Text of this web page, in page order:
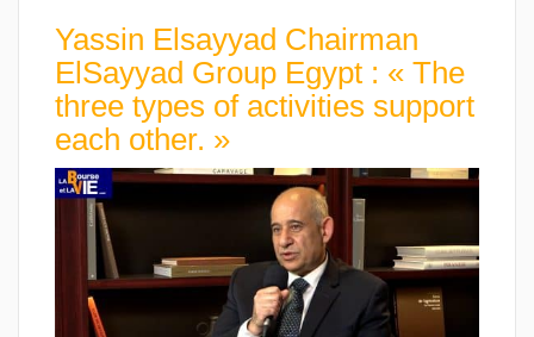
Yassin Elsayyad Chairman
ElSayyad Group Egypt : « The
three types of activities support
each other. »